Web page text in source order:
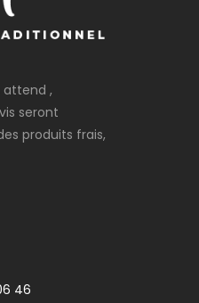
attend ,
seront
produits frais,
46